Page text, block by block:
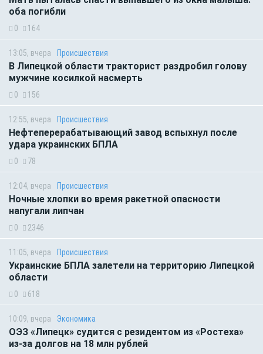
оба погибли
0 164
13:05, вчера Происшествия
В Липецкой области тракторист раздробил голову
мужчине косилкой насмерть
0 156
12:55, вчера Происшествия
Нефтеперерабатывающий завод вспыхнул после
удара украинских БПЛА
0 78
12:04, вчера Происшествия
Ночные хлопки во время ракетной опасности
напугали липчан
0 2346
11:05, вчера Происшествия
Украинские БПЛА залетели на территорию Липецкой
области
0 618
10:09, вчера Экономика
ОЭЗ «Липецк» судится с резидентом из «Ростеха»
из-за долгов на 18 млн рублей